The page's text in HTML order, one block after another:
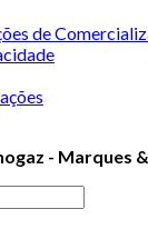
de
- Marques